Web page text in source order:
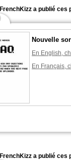
FrenchKizz a publié ces
Nouvelle
En English,
En Français,
FrenchKizz a publié ces